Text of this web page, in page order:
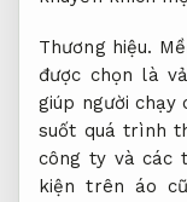
Thương hiệu.
được chọn là
giúp người chạy
suốt quá trình
công ty và các
kiện trên áo